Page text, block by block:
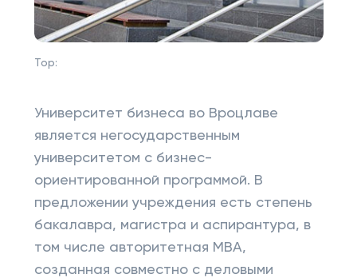
Top:
Университет бизнеса во Вроцлаве
является негосударственным
университетом с бизнес-
ориентированной программой. В
предложении учреждения есть степень
бакалавра, магистра и аспирантура, в
том числе авторитетная MBA,
созданная совместно с деловыми